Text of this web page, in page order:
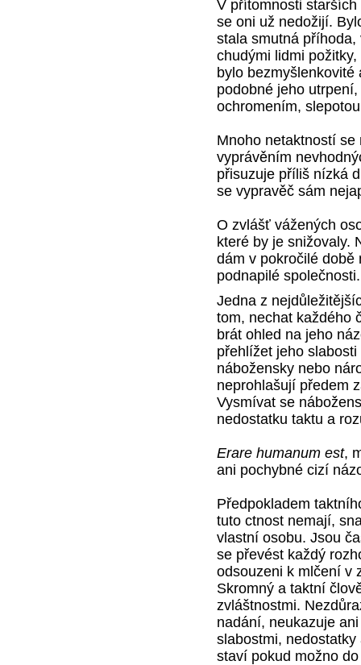
V přítomnosti
se oni už nedožijí.
stala smutná
chudými lidmi
bylo
podobné jeho
ochromením,
Mnoho netaktností
vyprávěním
přisuzuje příliš nízká
se vypravěč sám
O zvlášť vážených
které by je snižovaly.
dám v pokročilé době
podnapilé společnosti.
Jedna z
tom, nechat každého
brát ohled na jeho
přehlížet jeho
nábožensky nebo
neprohlašují předem
Vysmívat se
nedostatku taktu a
Erare humanum est,
ani pochybné cizí
Předpokladem
tuto ctnost nemají,
vlastní osobu. Jsou
se převést každý
odsouzeni k mlčení v
Skromný a taktní
zvláštnostmi.
nadání, neukazuje
slabostmi,
staví pokud možno